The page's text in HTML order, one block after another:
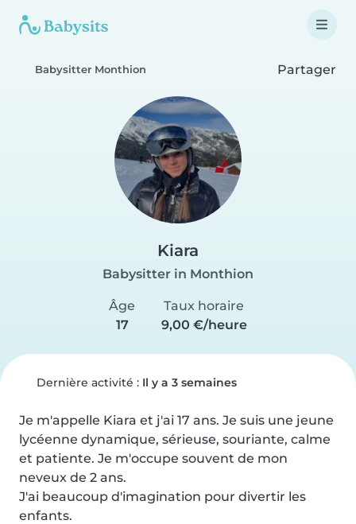
Babysitter Monthion Partager
Kiara
Babysitter in Monthion
Âge
17
Taux horaire
9,00 €/heure
Dernière activité : Il y a 3 semaines
Je m'appelle Kiara et j'ai 17 ans. Je suis une jeune
lycéenne dynamique, sérieuse, souriante, calme
et patiente. Je m'occupe souvent de mon
neveux de 2 ans.
J'ai beaucoup d'imagination pour divertir les
enfants.